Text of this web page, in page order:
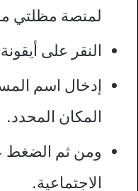
لمنصة مظلتي
النقر على
إدخال اسم
المكان المحدد.
ومن ثم الضغط
الاجتماعية.